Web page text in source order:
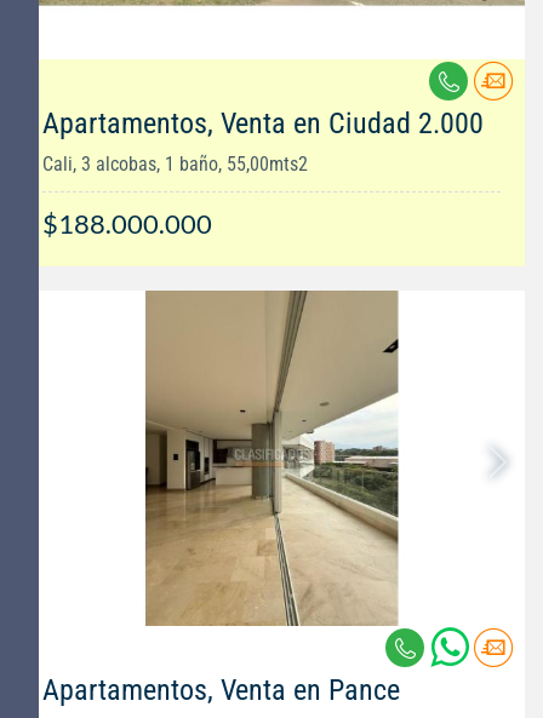
Apartamentos, Venta en Ciudad 2.000
Cali, 3 alcobas, 1 baño, 55,00mts2
$188.000.000
Apartamentos, Venta en Pance